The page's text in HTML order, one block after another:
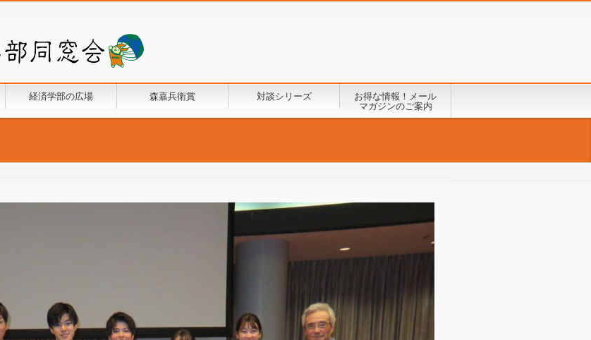
経済学部の広場 森嘉兵衛賞 対談シリーズ
お得な情報！メール
マガジンのご案内